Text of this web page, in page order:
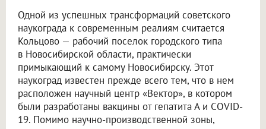
Одной из успешных трансформаций советского
наукограда к современным реалиям считается
Кольцово — рабочий поселок городского типа
в Новосибирской области, практически
примыкающий к самому Новосибирску. Этот
наукоград известен прежде всего тем, что в нем
расположен научный центр «Вектор», в котором
были разработаны вакцины от гепатита А и COVID-
19. Помимо научно-производственной зоны,